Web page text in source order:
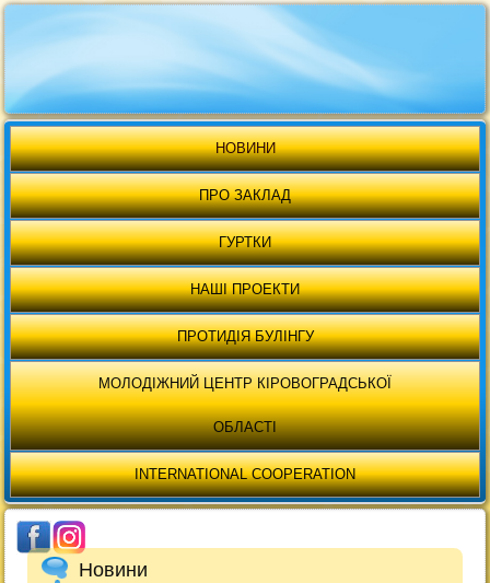
НОВИНИ
ПРО ЗАКЛАД
ГУРТКИ
НАШІ ПРОЕКТИ
ПРОТИДІЯ БУЛІНГУ
МОЛОДІЖНИЙ ЦЕНТР КІРОВОГРАДСЬКОЇ
ОБЛАСТІ
INTERNATIONAL COOPERATION
Новини